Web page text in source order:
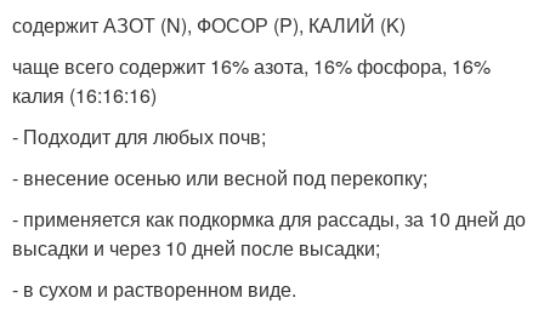
содержит АЗОТ (N), ФОСОР (P), КАЛИЙ (K)
чаще всего содержит 16% азота, 16% фосфора, 16%
калия (16:16:16)
- Подходит для любых почв;
- внесение осенью или весной под перекопку;
- применяется как подкормка для рассады, за 10 дней до
высадки и через 10 дней после высадки;
- в сухом и растворенном виде.